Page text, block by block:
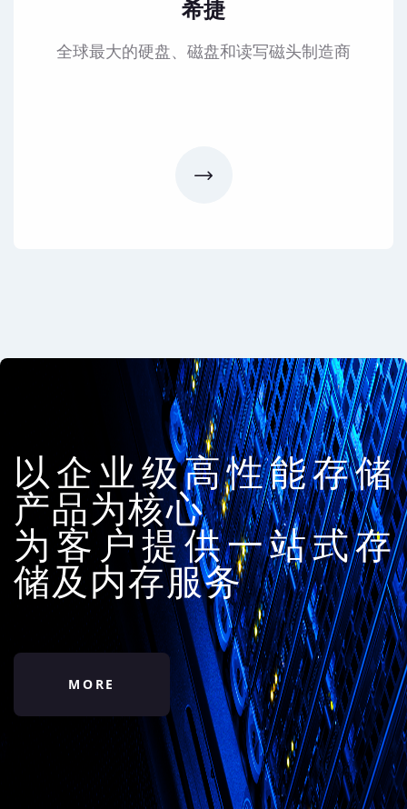
希捷
全球最大的硬盘、磁盘和读写磁头制造商
以企业级高性能存储
产品为核心
为客户提供一站式存
储及内存服务
MORE